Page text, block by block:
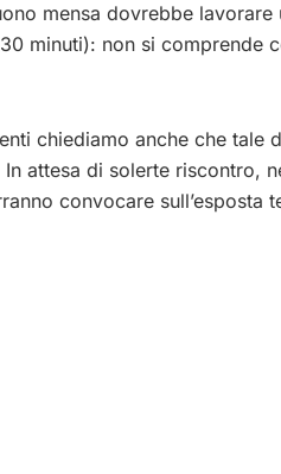
mensa dovrebbe lavorare
minuti): non si comprende
chiediamo anche che tale
attesa di solerte riscontro,
convocare sull’esposta